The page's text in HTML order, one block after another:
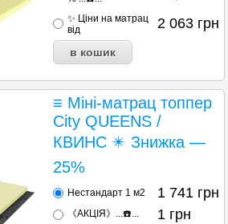
✨ Ціни на матрац
від
2 063 грн
≡ Міні-матрац топпер
City QUEENS /
КВИНС ✴️ Знижка —
25%
Нестандарт 1 м2 1 741 грн
《АКЦІЯ》...☎️... 1 грн